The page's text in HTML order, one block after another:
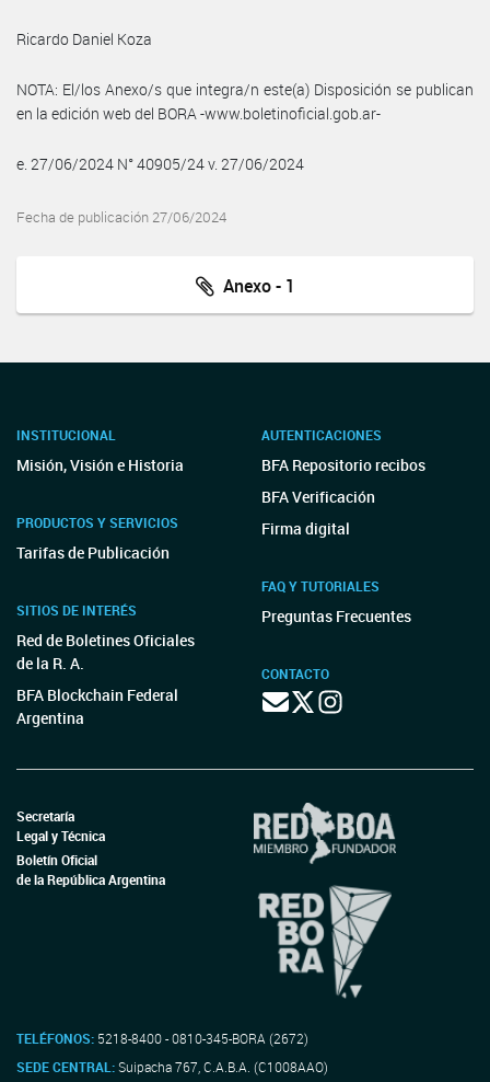
Ricardo Daniel Koza
NOTA: El/los Anexo/s que integra/n este(a) Disposición se publican
en la edición web del BORA -www.boletinoficial.gob.ar-
e. 27/06/2024 N° 40905/24 v. 27/06/2024
Fecha de publicación 27/06/2024
Anexo - 1
INSTITUCIONAL
Misión, Visión e Historia
PRODUCTOS Y SERVICIOS
Tarifas de Publicación
SITIOS DE INTERÉS
Red de Boletines Oficiales
de la R. A.
BFA Blockchain Federal
Argentina
AUTENTICACIONES
BFA Repositorio recibos
BFA Verificación
Firma digital
FAQ Y TUTORIALES
Preguntas Frecuentes
CONTACTO
Secretaría
Legal y Técnica
Boletín Oficial
de la República Argentina
TELÉFONOS: 5218-8400 - 0810-345-BORA (2672)
SEDE CENTRAL:Suipacha 767, C.A.B.A. (C1008AAO)